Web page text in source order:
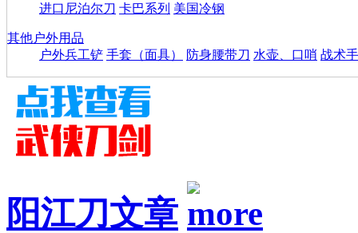
进口尼泊尔刀 卡巴系列 美国冷钢
其他户外用品
户外兵工铲 手套（面具） 防身腰带刀 水壶、口哨 战术
阳江刀文章